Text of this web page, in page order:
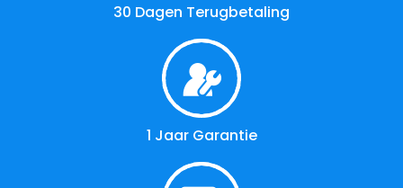
30 Dagen Terugbetaling
1 Jaar Garantie